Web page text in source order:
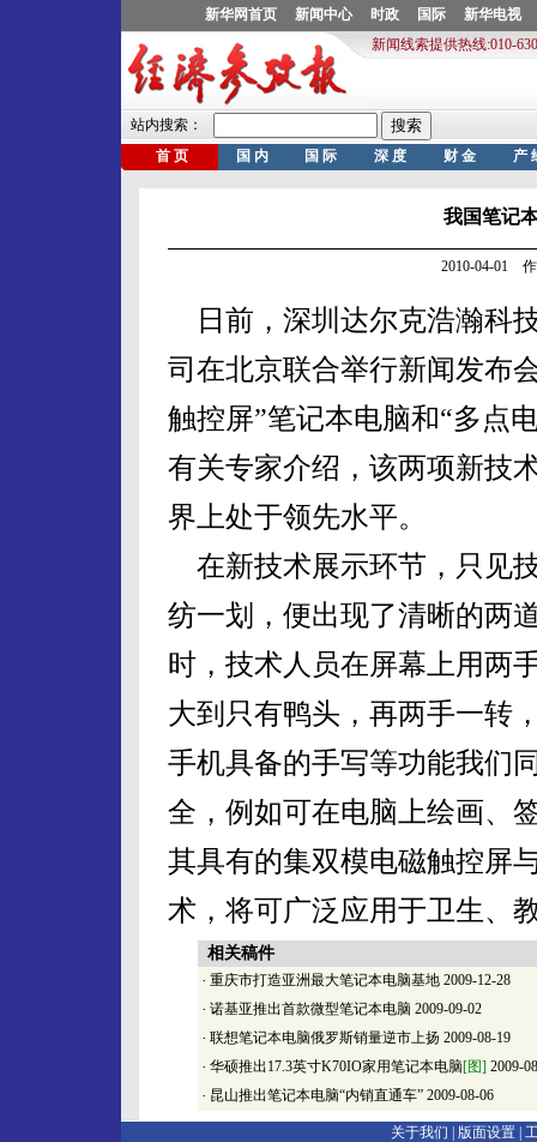
我国笔记
2010-04-01
日前，深圳达尔克浩瀚科
司在北京联合举行新闻发布
触控屏”笔记本电脑和“多点
有关专家介绍，该两项新技
界上处于领先水平。
在新技术展示环节，只见
纺一划，便出现了清晰的两
时，技术人员在屏幕上用两
大到只有鸭头，再两手一转
手机具备的手写等功能我们
全，例如可在电脑上绘画、
其具有的集双模电磁触控屏
术，将可广泛应用于卫生、
相关稿件
· 重庆市打造亚洲最大笔记本电脑基地 2009-12-28
· 诺基亚推出首款微型笔记本电脑 2009-09-02
· 联想笔记本电脑俄罗斯销量逆市上扬 2009-08-19
· 华硕推出17.3英寸K70IO家用笔记本电脑[图] 2009-
· 昆山推出笔记本电脑“内销直通车” 2009-08-06
关于我们 | 版面设置